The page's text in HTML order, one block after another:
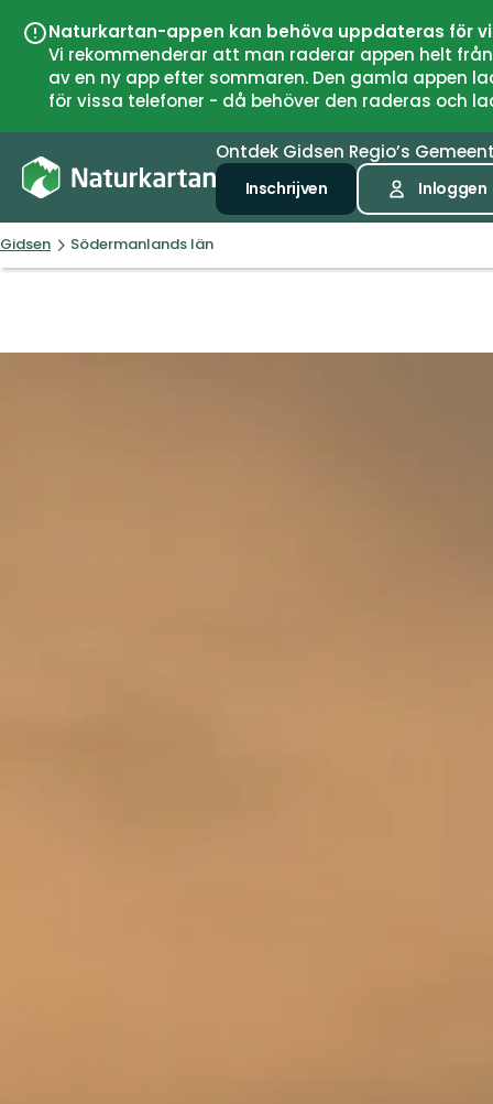
Naturkartan-appen kan behöva uppdateras för
Vi rekommenderar att man raderar appen helt
av en ny app efter sommaren. Den gamla
för vissa telefoner - då behöver den raderas och
Ontdek Gidsen Regio’s
Inschrijven Inloggen
Gidsen Södermanlands län